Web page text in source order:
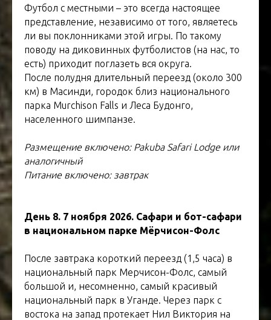
Футбол с местными – это всегда настоящее
представление, независимо от того, являетесь
ли вы поклонниками этой игры. По такому
поводу на диковинных футболистов (на нас, то
есть) приходит поглазеть вся округа.
После полудня длительный переезд (около 300
км) в Масинди, городок близ национального
парка Murchison Falls и Леса Будонго,
населенного шимпанзе.
Размещение включено: Pakuba Safari Lodge или
аналогичный
Питание включено: завтрак
День 8. 7 ноября 2026. Сафари и бот-сафари
в национальном парке Мёрчисон-Фолс
После завтрака короткий переезд (1,5 часа) в
национальный парк Мерчисон-Фолс, самый
большой и, несомненно, самый красивый
национальный парк в Уганде. Через парк с
востока на запад протекает Нил Виктория на